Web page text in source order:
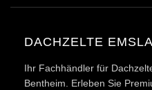
DACHZELTE
Ihr Fachhändler für
Bentheim . Erleben Sie